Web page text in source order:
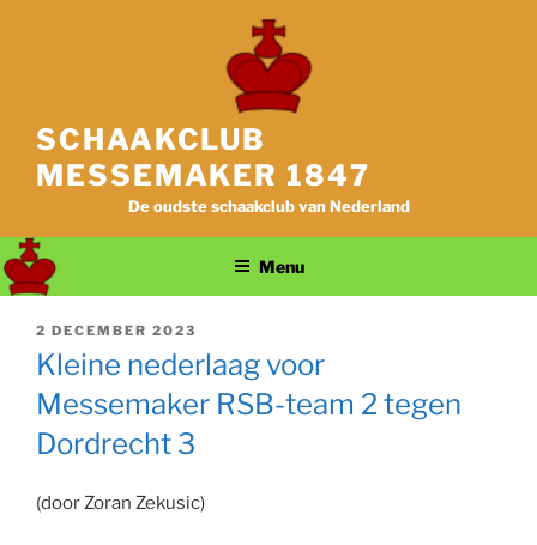
SCHAAKCLUB
MESSEMAKER 1847
De oudste schaakclub van Nederland
Menu
GEPLAATST
OP
2 DECEMBER 2023
Kleine nederlaag voor
Messemaker RSB-team 2 tegen
Dordrecht 3
(door Zoran Zekusic)